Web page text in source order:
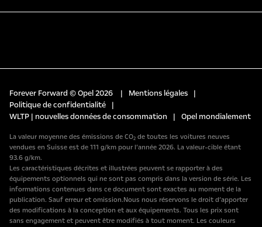
Forever Forward © Opel 2026 | Mentions légales
|
Politique de confidentialité
|
WLTP | nouvelles données de consommation
| Opel mondialement
La valeur moyenne des émissions de CO₂ de toutes les voitures neuves
vendues en Suisse est de 111 g/km pour l’année 2026. La valeur-cible étant
93.6 g/km.
Les caractéristiques décrites et illustrées peuvent se rapporter à des
équipements optionnels qui ne sont pas compris dans la version de série. Les
informations contenues dans ce document sont exactes au moment de la
publication. Sauf erreur et omission.Nous nous réservons le droit d’apporter
des modifications à la conception et aux équipements. Tous les prix sont
sans engagement et peuvent être modifiés à tout moment. Les couleurs